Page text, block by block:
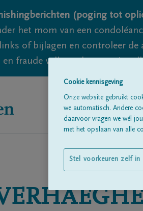
(poging tot
het mom van een
of bijlagen en controleer
fraude vallen echter nooit
Cookie kennisgeving
Onze website gebruikt
we automatisch. Andere
daarvoor vragen we wél
met het opslaan van alle
Stel voorkeuren zelf in